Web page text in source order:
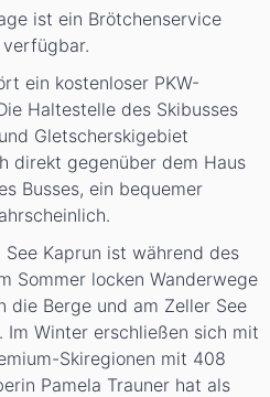
ist ein Brötchenservice
ein kostenloser PKW-
Haltestelle des Skibusses
Gletscherskigebiet
direkt gegenüber dem Haus
Busses, ein bequemer
Kaprun ist während des
Sommer locken Wanderwege
die Berge und am Zeller See
Winter erschließen sich mit
Skiregionen mit 408
Pamela Trauner hat als